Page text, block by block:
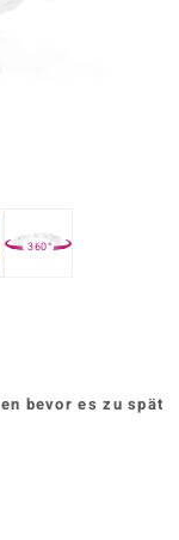
360°
bevor es zu spät